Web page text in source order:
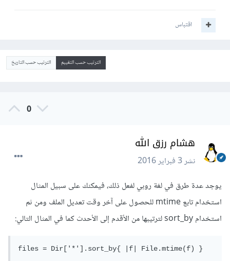
اقتباس
الترتيب حسب التقييم الترتيب حسب التاريخ
0
هشام رزق الله
نشر3 فبراير 2016
يوجد عدة طرق في لغة روبي لفعل ذلك، فيمكنك على سبيل المثال
استخدام تابع mtime للحصول على آخر وقت تعديل الملف ومن ثم
استخدام sort_by لترتيبها من الأقدم إلى الأحدث كما في المثال التالي:
files = Dir['*'].sort_by{ |f| File.mtime(f) }